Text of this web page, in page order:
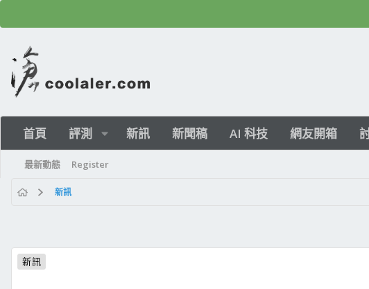
首頁 評測 新訊 新聞稿 AI 科技 網友開箱
最新動態 Register
新訊
新訊